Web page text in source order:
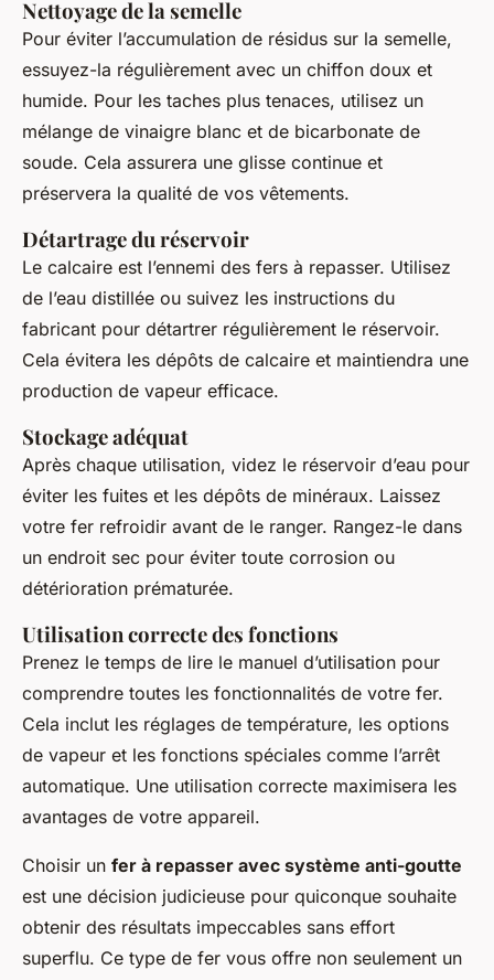
Nettoyage de la semelle
Pour éviter l’accumulation de résidus sur la semelle,
essuyez-la régulièrement avec un chiffon doux et
humide. Pour les taches plus tenaces, utilisez un
mélange de vinaigre blanc et de bicarbonate de
soude. Cela assurera une glisse continue et
préservera la qualité de vos vêtements.
Détartrage du réservoir
Le calcaire est l’ennemi des fers à repasser. Utilisez
de l’eau distillée ou suivez les instructions du
fabricant pour détartrer régulièrement le réservoir.
Cela évitera les dépôts de calcaire et maintiendra une
production de vapeur efficace.
Stockage adéquat
Après chaque utilisation, videz le réservoir d’eau pour
éviter les fuites et les dépôts de minéraux. Laissez
votre fer refroidir avant de le ranger. Rangez-le dans
un endroit sec pour éviter toute corrosion ou
détérioration prématurée.
Utilisation correcte des fonctions
Prenez le temps de lire le manuel d’utilisation pour
comprendre toutes les fonctionnalités de votre fer.
Cela inclut les réglages de température, les options
de vapeur et les fonctions spéciales comme l’arrêt
automatique. Une utilisation correcte maximisera les
avantages de votre appareil.
Choisir un fer à repasser avec système anti-goutte
est une décision judicieuse pour quiconque souhaite
obtenir des résultats impeccables sans effort
superflu. Ce type de fer vous offre non seulement un